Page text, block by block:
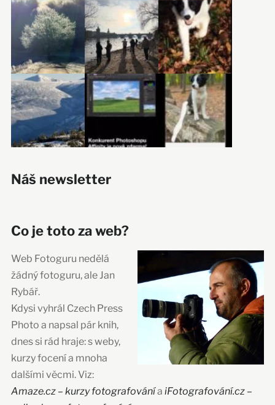
Náš newsletter
Co je toto za web?
Web Fotoguru nedělá
žádný fotoguru, ale Jan
Rybář.
Kdysi vyhrál Czech Press
Photo a napsal pár knih,
dnes si rád hraje: s weby,
kurzy focení a mnoha
dalšími věcmi. Viz:
Amaze.cz – kurzy fotografovánía iFotografování.cz –